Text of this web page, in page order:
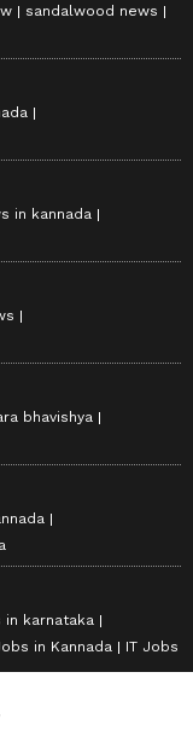
sandalwood news
in kannada
bhavishya
in karnataka
in Kannada IT Jobs